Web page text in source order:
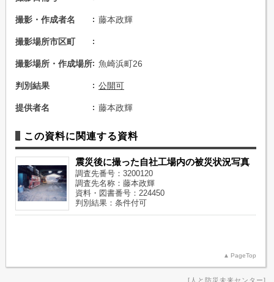
撮影・作成者名 藤本政輝
撮影場所市区町
撮影場所・作成場所 魚崎浜町26
判別結果 公開可
提供者名 藤本政輝
この資料に関連する資料
震災後に撮った自社工場内の被災状況写真
調査先番号：3200120
調査先名称：藤本政輝
資料・図書番号：224450
判別結果：条件付可
PageTop
人と防災未来センター